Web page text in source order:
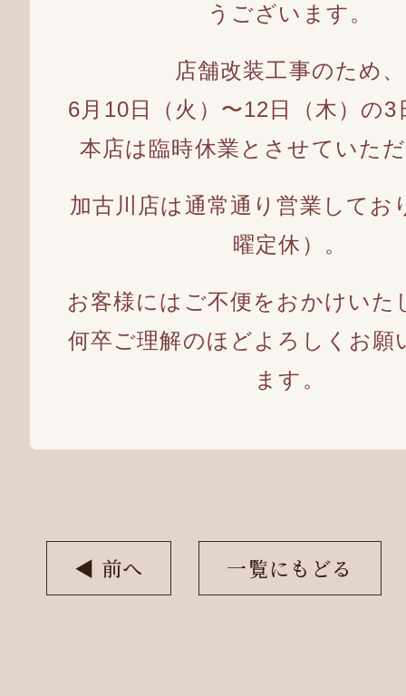
うございます。
店舗改装工事のため、
6月10日（火）〜12日（木）の3
本店は臨時休業とさせていた
加古川店は通常通り営業してお
曜定休）。
お客様にはご不便をおかけいた
何卒ご理解のほどよろしくお願
ます。
◀︎ 前へ 一覧にもどる